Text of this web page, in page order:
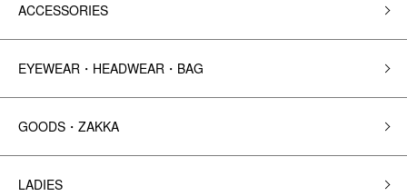
ACCESSORIES
EYEWEAR・HEADWEAR・BAG
GOODS・ZAKKA
LADIES